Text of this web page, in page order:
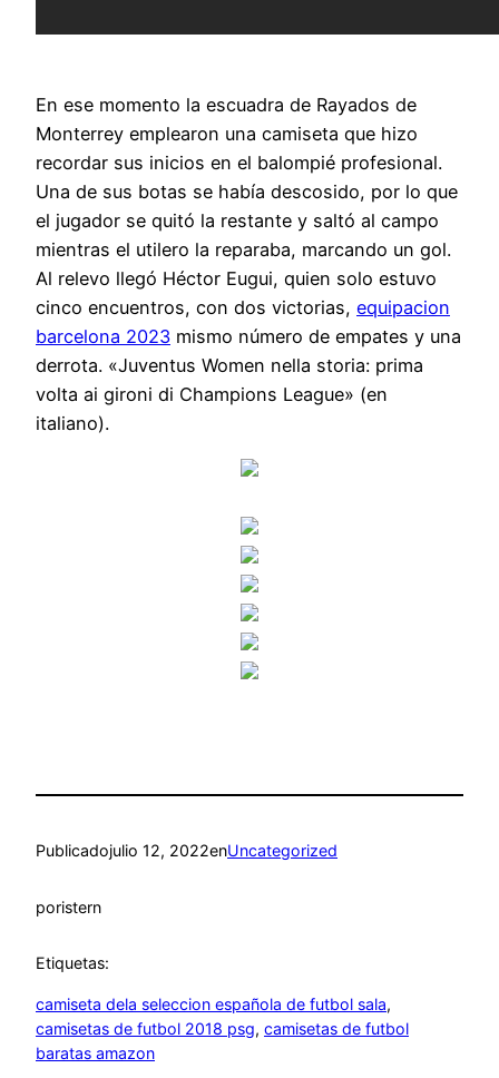
En ese momento la escuadra de Rayados de
Monterrey emplearon una camiseta que hizo
recordar sus inicios en el balompié profesional.
Una de sus botas se había descosido, por lo que
el jugador se quitó la restante y saltó al campo
mientras el utilero la reparaba, marcando un gol.
Al relevo llegó Héctor Eugui, quien solo estuvo
cinco encuentros, con dos victorias, equipacion
barcelona 2023 mismo número de empates y una
derrota. «Juventus Women nella storia: prima
volta ai gironi di Champions League» (en
italiano).
Publicadojulio 12, 2022enUncategorized
poristern
Etiquetas:
camiseta dela seleccion española de futbol sala
camisetas de futbol 2018 psg, camisetas de futbol
baratas amazon